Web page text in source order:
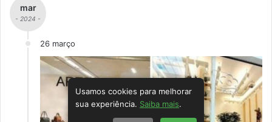
mar
- 2024 -
26 março
Usamos cookies para melhorar
sua experiência. Saiba mais.